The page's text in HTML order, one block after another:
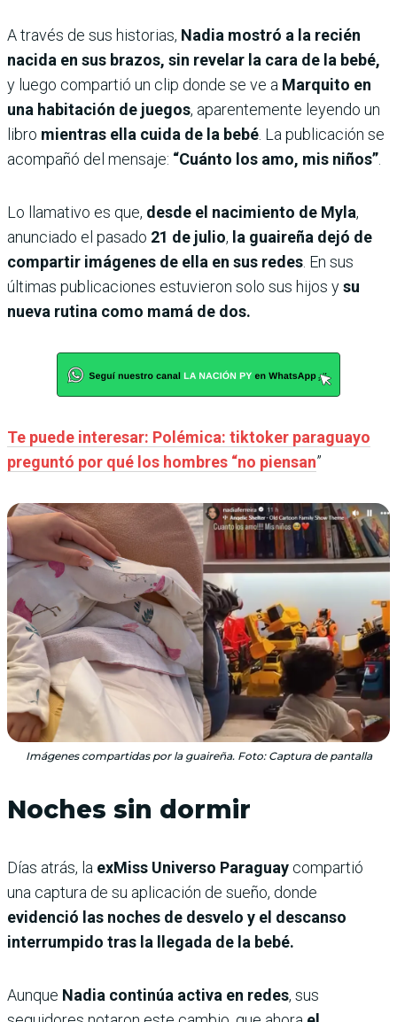
A través de sus historias, Nadia mostró a la recién
nacida en sus brazos, sin revelar la cara de la bebé,
y luego compartió un clip donde se ve a Marquito en
una habitación de juegos, aparentemente leyendo un
libro mientras ella cuida de la bebé . La publicación se
acompañó del mensaje: “Cuánto los amo, mis niños”
Lo llamativo es que, desde el nacimiento de Myla,
anunciado el pasado 21 de julio, la guaireña dejó de
compartir imágenes de ella en sus redes . En sus
últimas publicaciones estuvieron solo sus hijos ysu
nueva rutina como mamá de dos.
Te puede interesar: Polémica: tiktoker paraguayo
preguntó por qué los hombres “no piensan”
Imágenes compartidas por la guaireña. Foto: Captura de pantalla
Noches sin dormir
Días atrás, la exMiss Universo Paraguay compartió
una captura de su aplicación de sueño, donde
evidenció las noches de desvelo y el descanso
interrumpido tras la llegada de la bebé.
Aunque Nadia continúa activa en redes, sus